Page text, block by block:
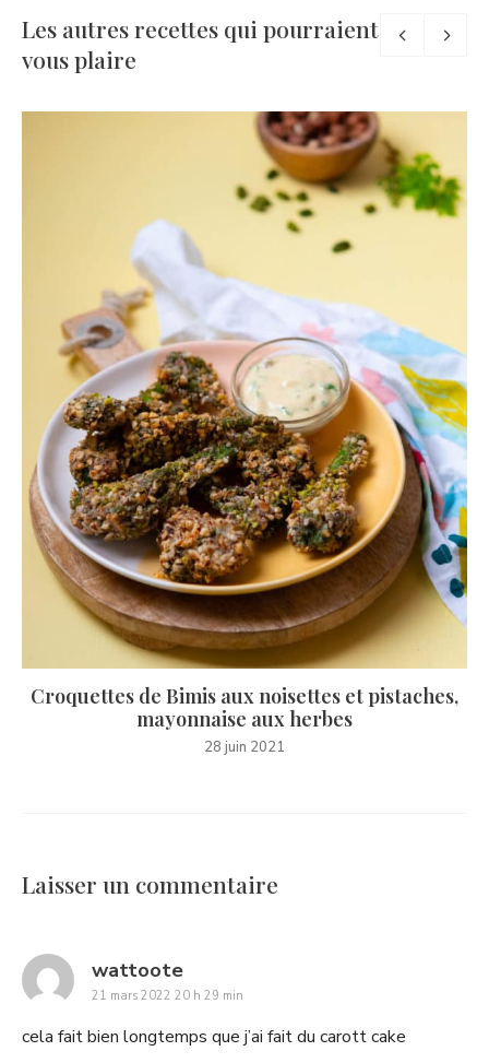
Les autres recettes qui pourraient
vous plaire
Croquettes de Bimis aux noisettes et pistaches,
mayonnaise aux herbes
28 juin 2021
Laisser un commentaire
wattootesays:
21 mars 2022 20 h 29 min
cela fait bien longtemps que j’ai fait du carott cake